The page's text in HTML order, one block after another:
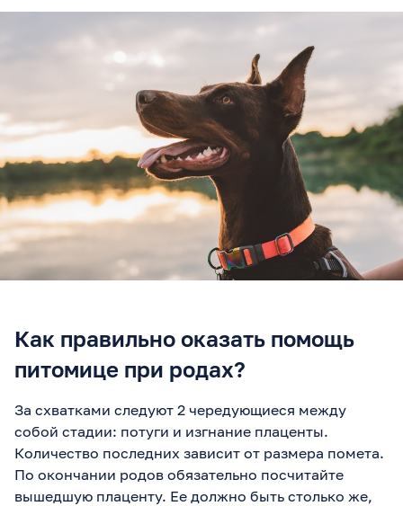
Как правильно оказать помощь
питомице при родах?
За схватками следуют 2 чередующиеся между
собой стадии: потуги и изгнание плаценты.
Количество последних зависит от размера помета.
По окончании родов обязательно посчитайте
вышедшую плаценту. Ее должно быть столько же,